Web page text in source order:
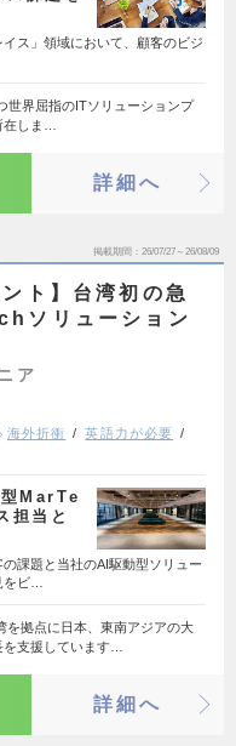
ス」領域において、顧客のビジ
世界屈指のITソリューションプ
しま…
詳細へ
掲載期間 26/07/27～26/08/09
ト】台湾初の急
ソリューション
ア
海外折衝
英語力が必要
MarTe
担当と
課題と当社のAI駆動型ソリュー
をビ…
を拠点に日本、東南アジアの大
支援しています…
詳細へ